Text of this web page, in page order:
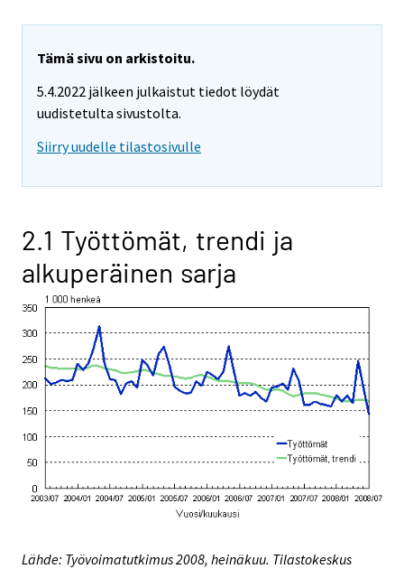
Tämä sivu on arkistoitu.
5.4.2022 jälkeen julkaistut tiedot löydät
uudistetulta sivustolta.
Siirry uudelle tilastosivulle
2.1 Työttömät, trendi ja
alkuperäinen sarja
Lähde: Työvoimatutkimus 2008, heinäkuu. Tilastokeskus